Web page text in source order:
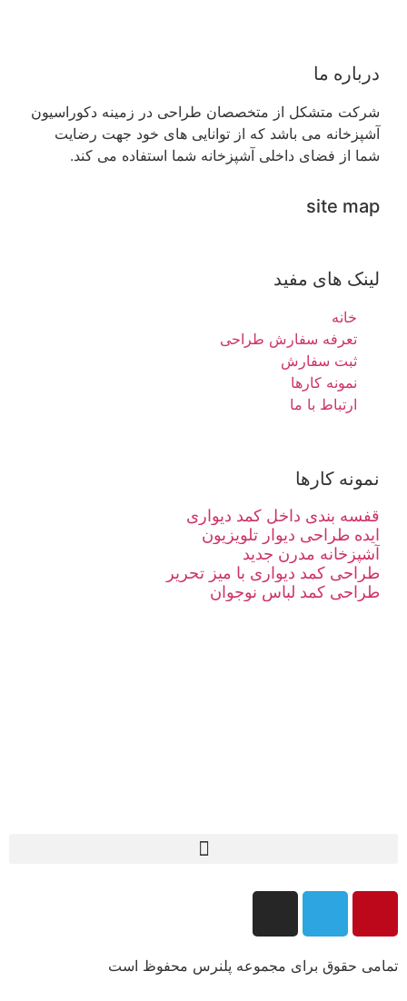
درباره ما
شرکت متشکل از متخصصان طراحی در زمینه دکوراسیون
آشپزخانه می باشد که از توانایی های خود جهت رضایت
شما از فضای داخلی آشپزخانه شما استفاده می کند.
site map
لینک های مفید
خانه
تعرفه سفارش طراحی
ثبت سفارش
نمونه کارها
ارتباط با ما
نمونه کارها
قفسه بندی داخل کمد دیواری
ایده طراحی دیوار تلویزیون
آشپزخانه مدرن جدید
طراحی کمد دیواری با میز تحریر
طراحی کمد لباس نوجوان
تمامی حقوق برای مجموعه پلنرس محفوظ است